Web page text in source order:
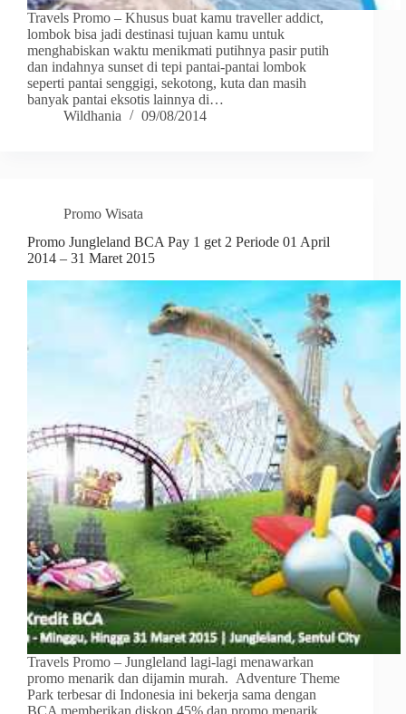
Travels Promo – Khusus buat kamu traveller addict,
lombok bisa jadi destinasi tujuan kamu untuk
menghabiskan waktu menikmati putihnya pasir putih
dan indahnya sunset di tepi pantai-pantai lombok
seperti pantai senggigi, sekotong, kuta dan masih
banyak pantai eksotis lainnya di…
Wildhania
09/08/2014
Promo Wisata
Promo Jungleland BCA Pay 1 get 2 Periode 01 April
2014 – 31 Maret 2015
Travels Promo – Jungleland lagi-lagi menawarkan
promo menarik dan dijamin murah. Adventure Theme
Park terbesar di Indonesia ini bekerja sama dengan
BCA memberikan diskon 45% dan promo menarik